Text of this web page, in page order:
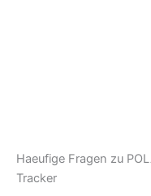
Haeufige Fragen zu
Tracker